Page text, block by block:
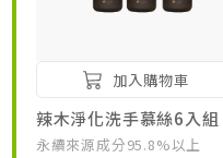
加入購物車
辣木淨化洗手慕絲6入組
永續來源成分95.8%以上